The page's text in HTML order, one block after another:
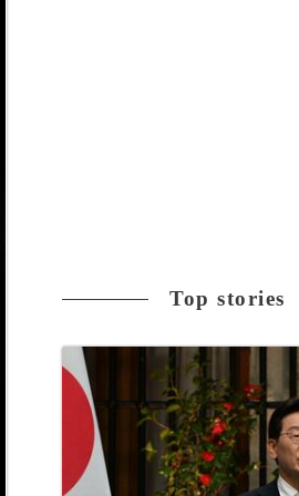
Top stories